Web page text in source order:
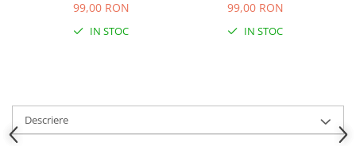
99,00 RON
IN STOC
99,00 RON
IN STOC
Descriere